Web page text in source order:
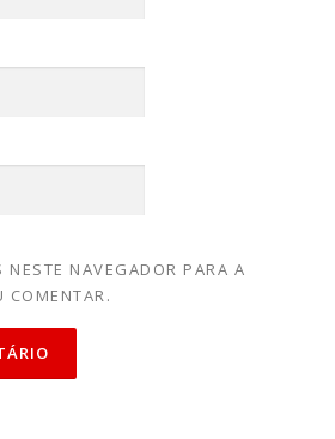
NESTE NAVEGADOR PARA A
COMENTAR.